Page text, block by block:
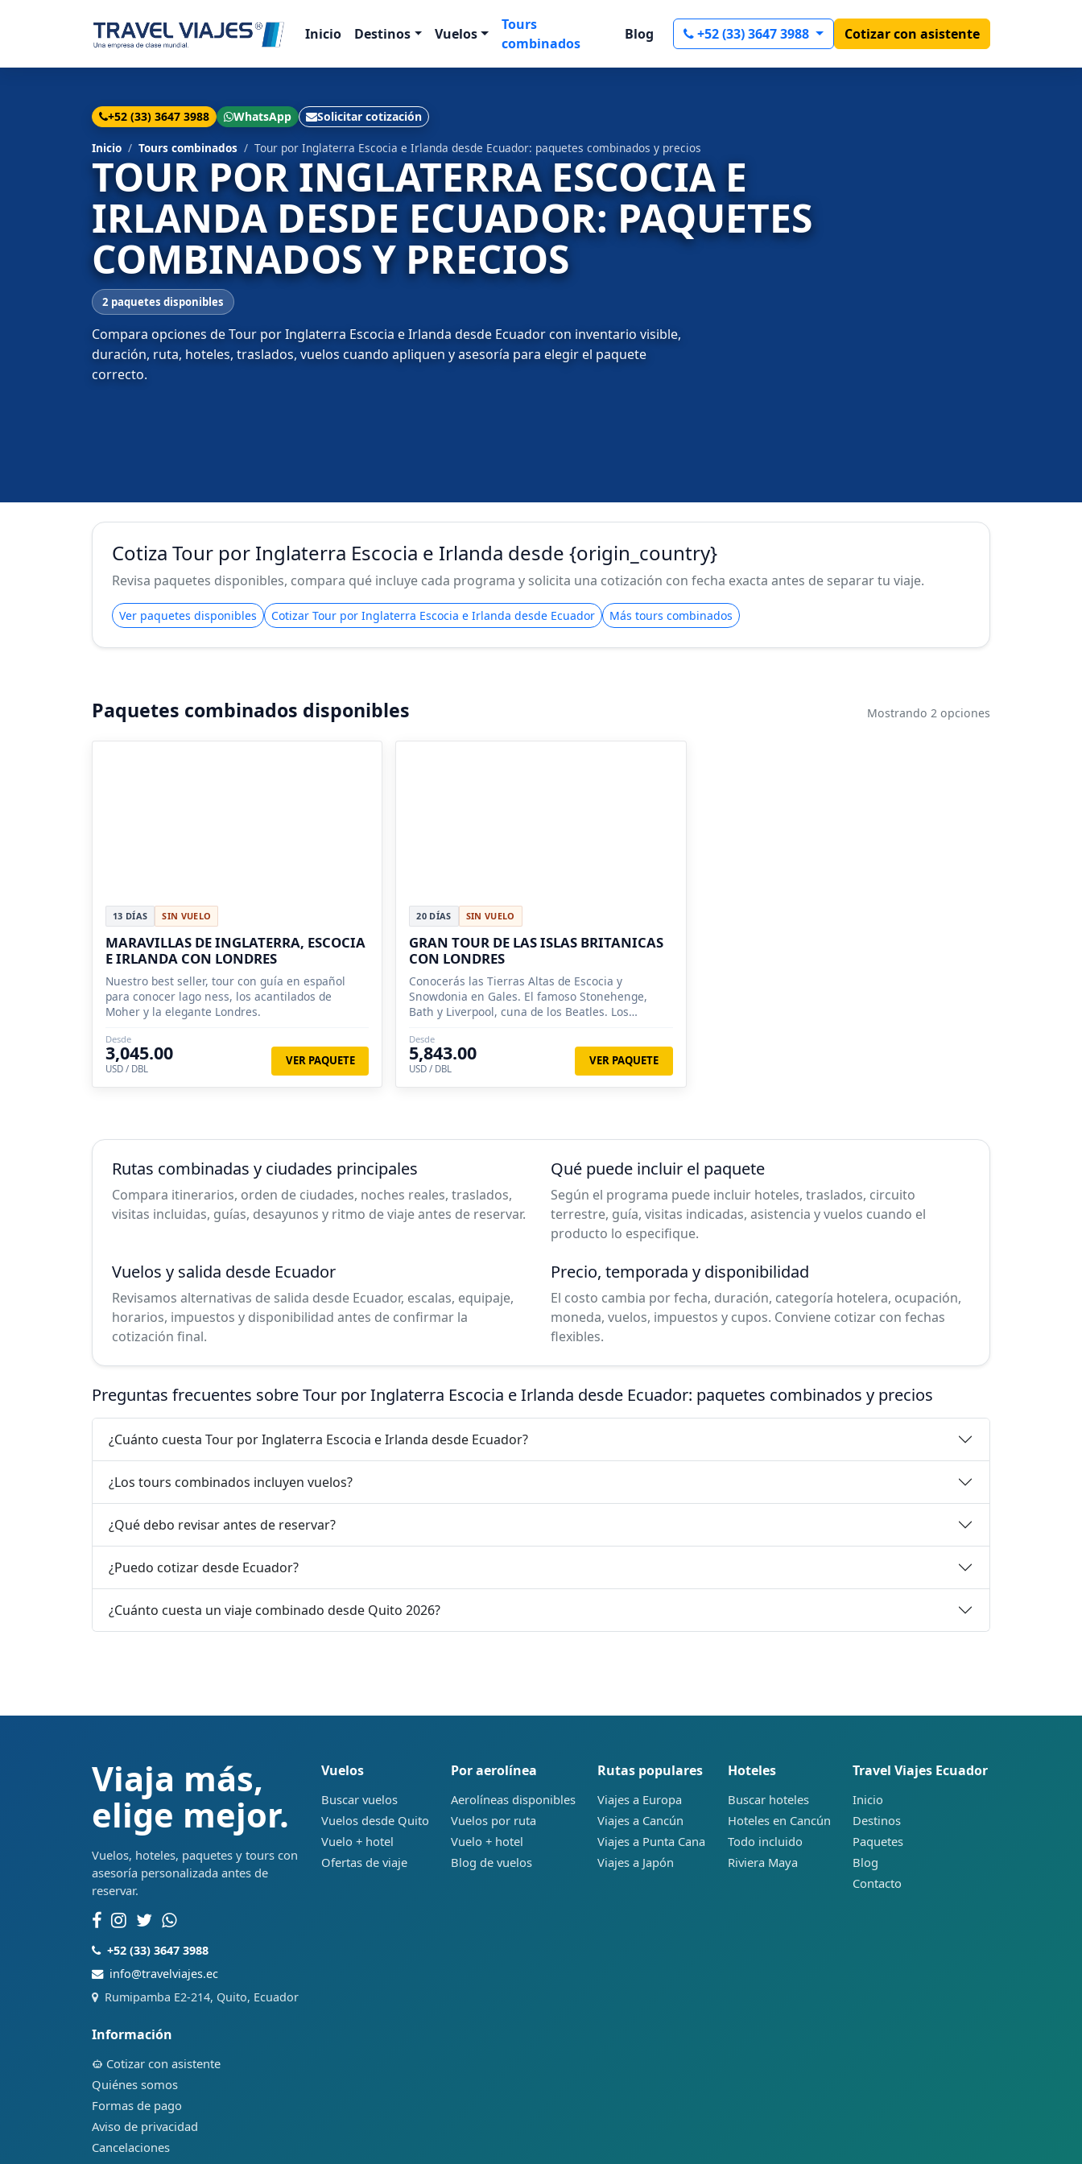
Inicio Destinos Vuelos
Tours
combinados
Blog +52 (33) 3647 3988 Cotizar con asistente
+52 (33) 3647 3988 WhatsApp Solicitar cotización
Inicio Tours combinados Tour por Inglaterra Escocia e Irlanda desde Ecuador: paquetes combinados y precios
TOUR POR INGLATERRA ESCOCIA E
IRLANDA DESDE ECUADOR: PAQUETES
COMBINADOS Y PRECIOS
2 paquetes disponibles
Compara opciones de Tour por Inglaterra Escocia e Irlanda desde Ecuador con inventario visible,
duración, ruta, hoteles, traslados, vuelos cuando apliquen y asesoría para elegir el paquete
correcto.
Cotiza Tour por Inglaterra Escocia e Irlanda desde {origin_country}
Revisa paquetes disponibles, compara qué incluye cada programa y solicita una cotización con fecha exacta antes de separar tu viaje.
Ver paquetes disponibles Cotizar Tour por Inglaterra Escocia e Irlanda desde Ecuador Más tours combinados
Paquetes combinados disponibles Mostrando 2 opciones
13 DÍAS SIN VUELO
MARAVILLAS DE INGLATERRA, ESCOCIA
E IRLANDA CON LONDRES
Nuestro best seller, tour con guía en español
para conocer lago ness, los acantilados de
Moher y la elegante Londres.
Desde
3,045.00
USD / DBL
VER PAQUETE
20 DÍAS SIN VUELO
GRAN TOUR DE LAS ISLAS BRITANICAS
CON LONDRES
Conocerás las Tierras Altas de Escocia y
Snowdonia en Gales. El famoso Stonehenge,
Bath y Liverpool, cuna de los Beatles. Los
Desde
5,843.00
USD / DBL
VER PAQUETE
Rutas combinadas y ciudades principales
Compara itinerarios, orden de ciudades, noches reales, traslados,
visitas incluidas, guías, desayunos y ritmo de viaje antes de reservar.
Qué puede incluir el paquete
Según el programa puede incluir hoteles, traslados, circuito
terrestre, guía, visitas indicadas, asistencia y vuelos cuando el
producto lo especifique.
Vuelos y salida desde Ecuador
Revisamos alternativas de salida desde Ecuador, escalas, equipaje,
horarios, impuestos y disponibilidad antes de confirmar la
cotización final.
Precio, temporada y disponibilidad
El costo cambia por fecha, duración, categoría hotelera, ocupación,
moneda, vuelos, impuestos y cupos. Conviene cotizar con fechas
flexibles.
Preguntas frecuentes sobre Tour por Inglaterra Escocia e Irlanda desde Ecuador: paquetes combinados y precios
¿Cuánto cuesta Tour por Inglaterra Escocia e Irlanda desde Ecuador?
¿Los tours combinados incluyen vuelos?
¿Qué debo revisar antes de reservar?
¿Puedo cotizar desde Ecuador?
¿Cuánto cuesta un viaje combinado desde Quito 2026?
Viaja más,
elige mejor.
Vuelos, hoteles, paquetes y tours con
asesoría personalizada antes de
reservar.
+52 (33) 3647 3988
info@travelviajes.ec
Rumipamba E2-214, Quito, Ecuador
Vuelos
Buscar vuelos
Vuelos desde Quito
Vuelo + hotel
Ofertas de viaje
Por aerolínea
Aerolíneas disponibles
Vuelos por ruta
Vuelo + hotel
Blog de vuelos
Rutas populares
Viajes a Europa
Viajes a Cancún
Viajes a Punta Cana
Viajes a Japón
Hoteles
Buscar hoteles
Hoteles en Cancún
Todo incluido
Riviera Maya
Travel Viajes Ecuador
Inicio
Destinos
Paquetes
Blog
Contacto
Información
Cotizar con asistente
Quiénes somos
Formas de pago
Aviso de privacidad
Cancelaciones